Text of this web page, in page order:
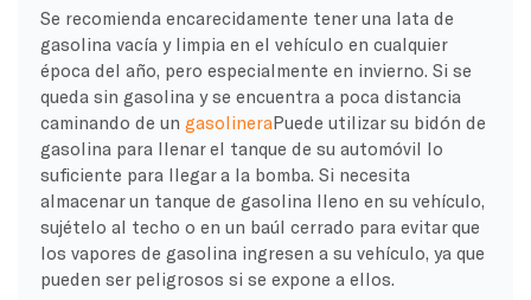
Se recomienda encarecidamente tener una lata de
gasolina vacía y limpia en el vehículo en cualquier
época del año, pero especialmente en invierno. Si se
queda sin gasolina y se encuentra a poca distancia
caminando de un gasolineraPuede utilizar su bidón de
gasolina para llenar el tanque de su automóvil lo
suficiente para llegar a la bomba. Si necesita
almacenar un tanque de gasolina lleno en su vehículo,
sujételo al techo o en un baúl cerrado para evitar que
los vapores de gasolina ingresen a su vehículo, ya que
pueden ser peligrosos si se expone a ellos.